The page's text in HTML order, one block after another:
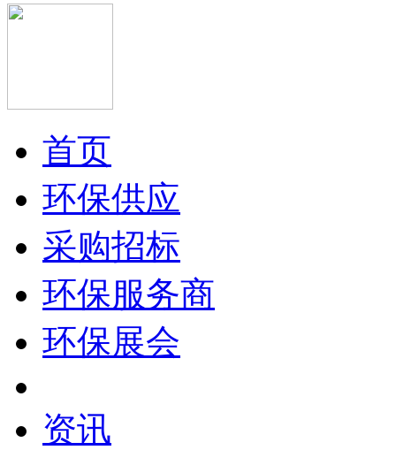
首页
环保供应
采购招标
环保服务商
环保展会
资讯